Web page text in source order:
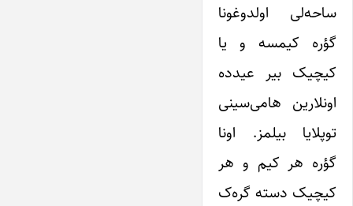
ساحه‌لی اولدوغونا
گؤره کیمسه و یا
کیچیک بیر عیدده
اونلارین هامی‌سینی
توپلایا بیلمز. اونا
گؤره هر کیم و هر
کیچیک دسته گره‌ک